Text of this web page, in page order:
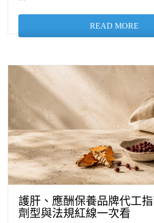
READ MORE
護肝、應酬保養品牌代工指
劑型與法規紅線一次看